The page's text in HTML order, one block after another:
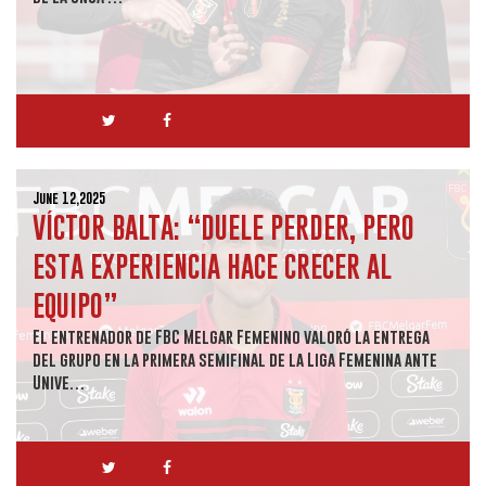
June 12,2025
VÍCTOR BALTA: “DUELE PERDER, PERO
ESTA EXPERIENCIA HACE CRECER AL
EQUIPO”
El entrenador de FBC Melgar Femenino valoró la entrega
del grupo en la primera semifinal de la Liga Femenina ante
Unive…